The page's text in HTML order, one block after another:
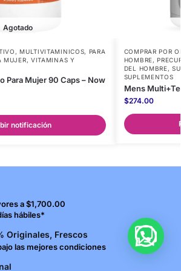
Agotado
, MULTIVITAMINICOS, PARA
MUJER, VITAMINAS Y
Para Mujer 90 Caps – Now
notificación
COMPRAR POR
HOMBRE,
DEL HOMBRE,
SUPLEMENTOS
Mens
$274.00
a $1,700.00
hábiles*
Originales, Frescos
las mejores condiciones